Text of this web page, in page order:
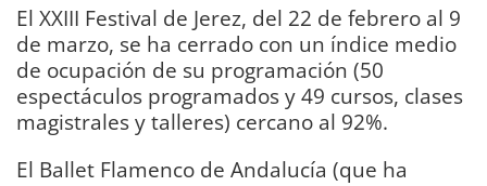
El XXIII Festival de Jerez, del 22 de febrero al 9
de marzo, se ha cerrado con un índice medio
de ocupación de su programación (50
espectáculos programados y 49 cursos, clases
magistrales y talleres) cercano al 92%.
El Ballet Flamenco de Andalucía (que ha